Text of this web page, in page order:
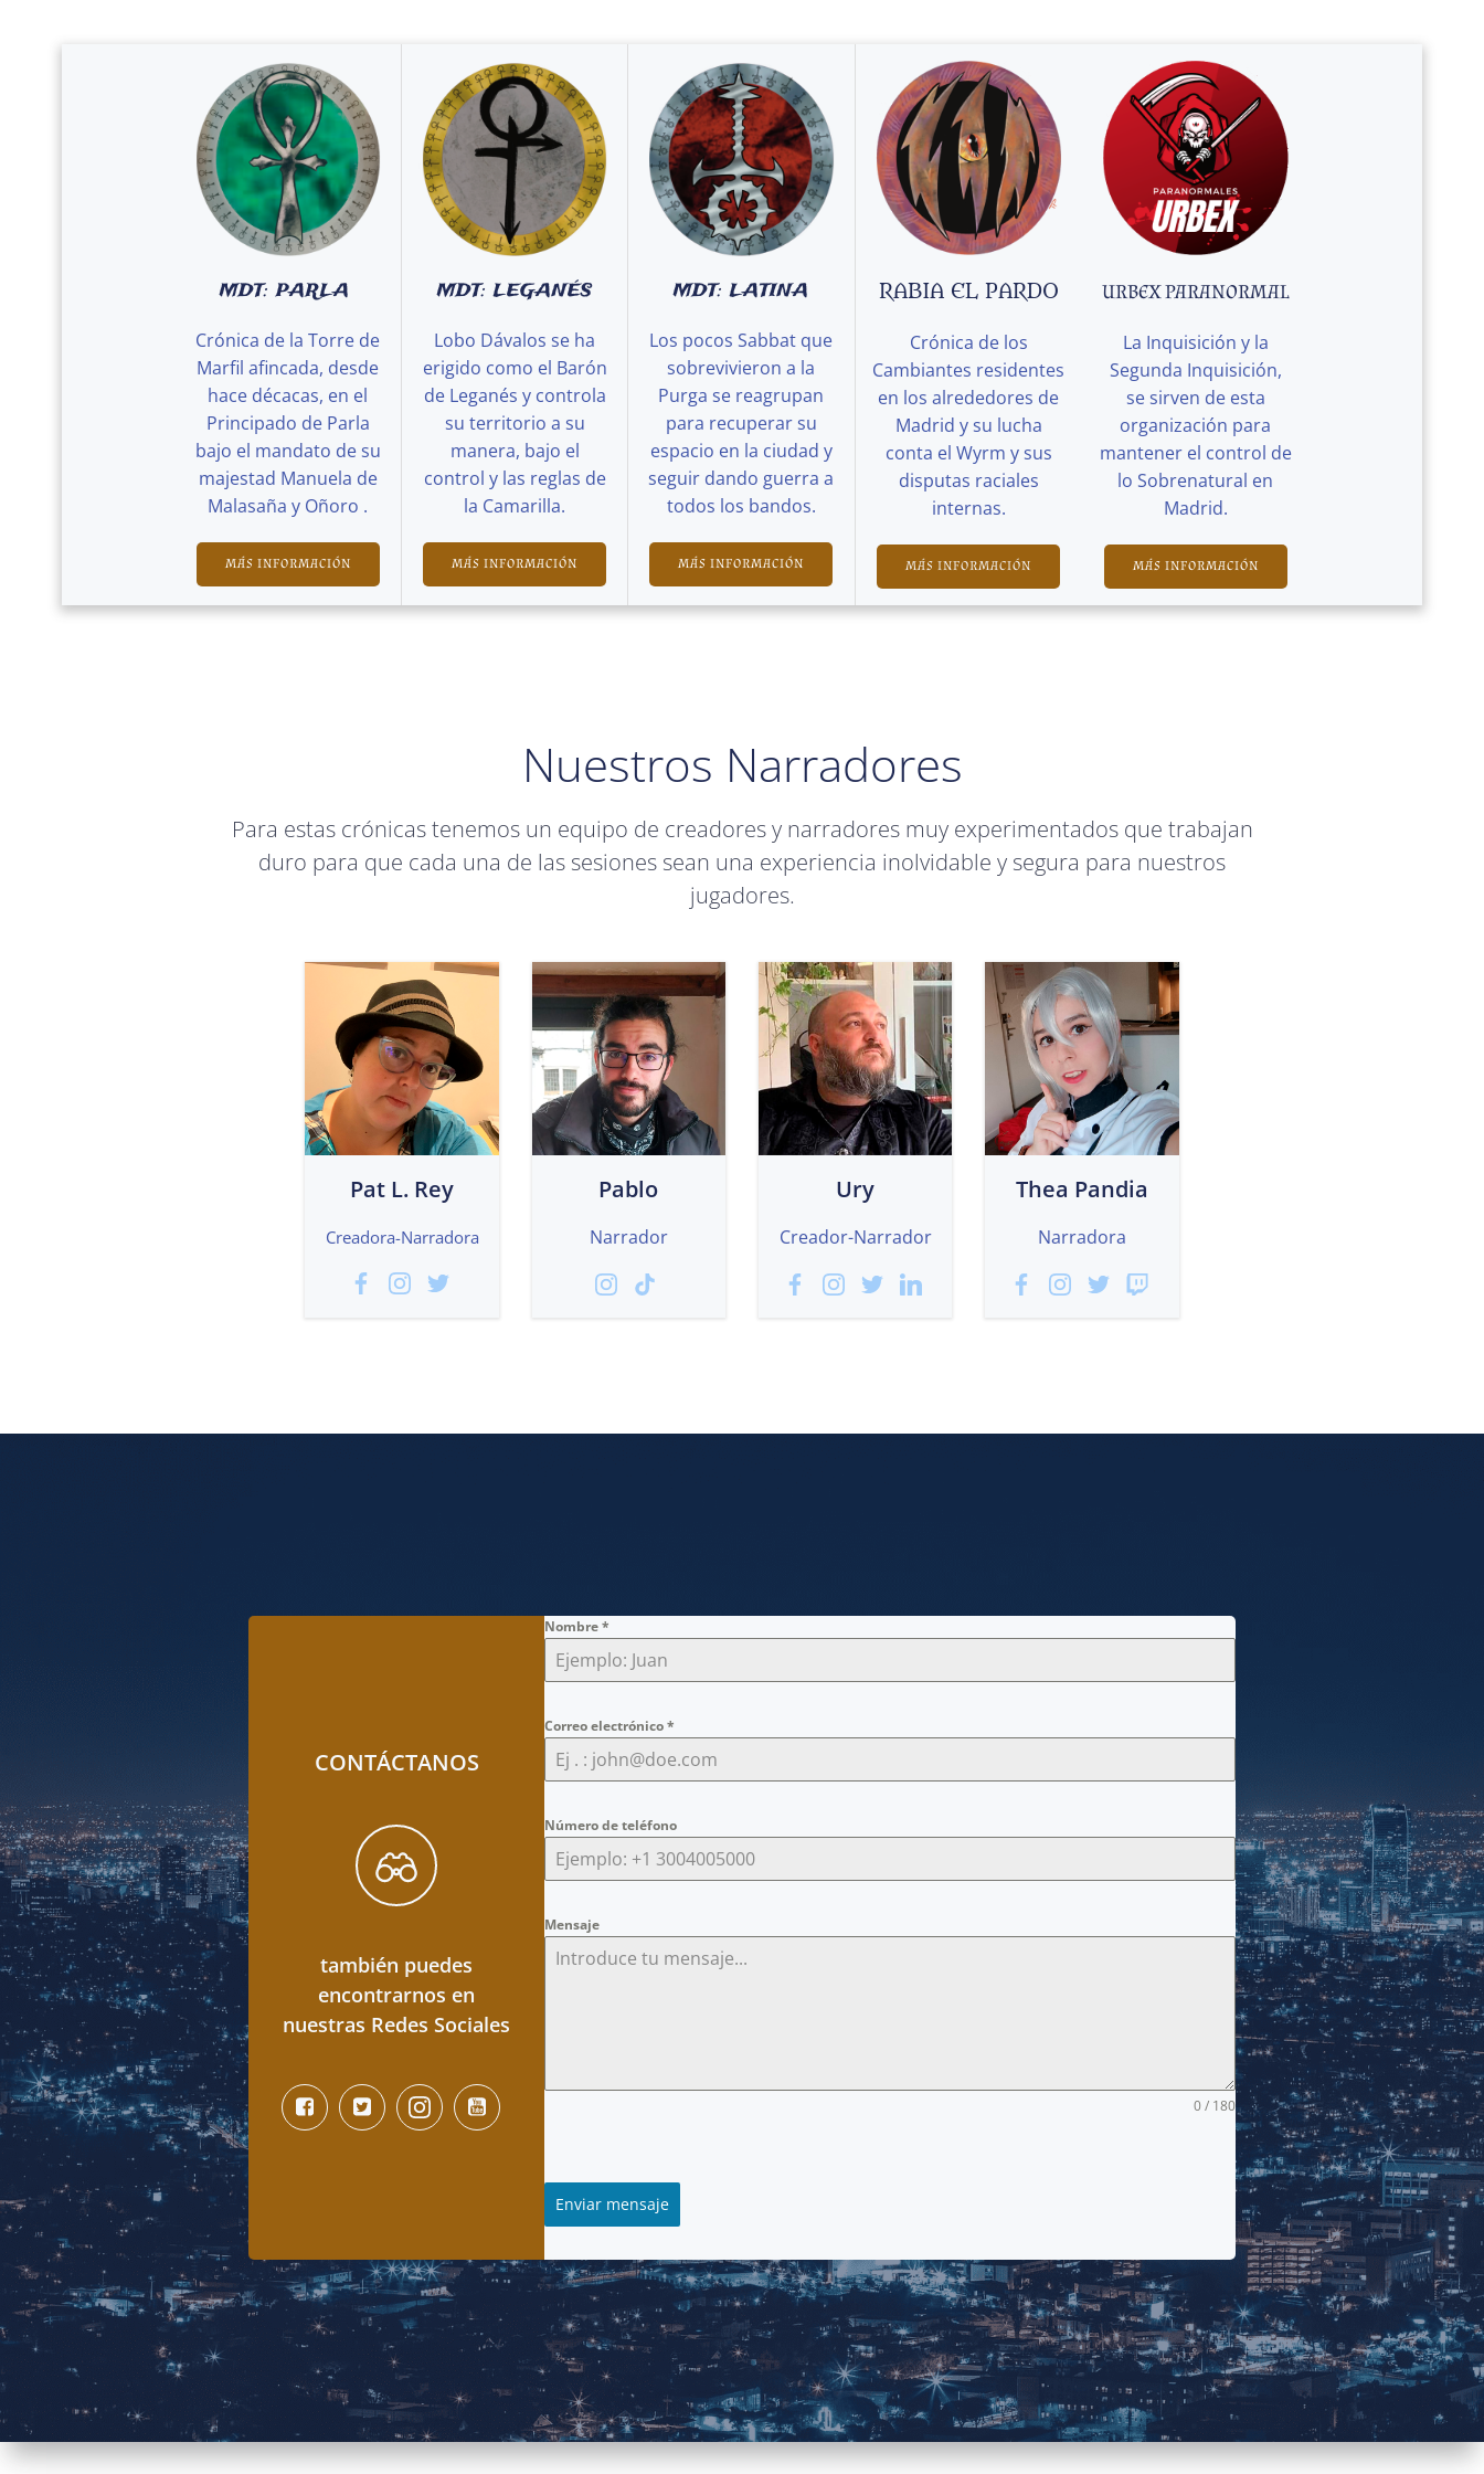
MDT: PARLA
Crónica de la Torre de
Marfil afincada, desde
hace décacas, en el
Principado de Parla
bajo el mandato de su
majestad Manuela de
Malasaña y Oñoro .
MÁS INFORMACIÓN
MDT: LEGANÉS
Lobo Dávalos se ha
erigido como el Barón
de Leganés y controla
su territorio a su
manera, bajo el
control y las reglas de
la Camarilla.
MÁS INFORMACIÓN
MDT: LATINA
Los pocos Sabbat que
sobrevivieron a la
Purga se reagrupan
para recuperar su
espacio en la ciudad y
seguir dando guerra a
todos los bandos.
MÁS INFORMACIÓN
RABIA EL PARDO
Crónica de los
Cambiantes residentes
en los alrededores de
Madrid y su lucha
conta el Wyrm y sus
disputas raciales
internas.
MÁS INFORMACIÓN
URBEX PARANORMAL
La Inquisición y la
Segunda Inquisición,
se sirven de esta
organización para
mantener el control de
lo Sobrenatural en
Madrid.
MÁS INFORMACIÓN
Nuestros Narradores
Para estas crónicas tenemos un equipo de creadores y narradores muy experimentados que trabajan
duro para que cada una de las sesiones sean una experiencia inolvidable y segura para nuestros
jugadores.
Pat L. Rey
Creadora-Narradora
Pablo
Narrador
Ury
Creador-Narrador
Thea Pandia
Narradora
CONTÁCTANOS
también puedes
encontrarnos en
nuestras Redes Sociales
Nombre*
Correo electrónico*
Número de teléfono
Mensaje
0 / 180
Enviar mensaje